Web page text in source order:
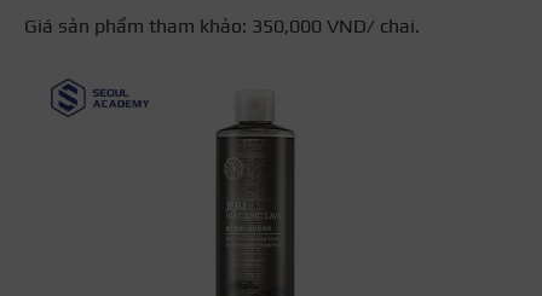
Giá sản phẩm tham khảo: 350,000 VND/ chai.